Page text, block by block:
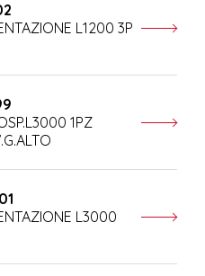
L1200 3P
1PZ
L3000